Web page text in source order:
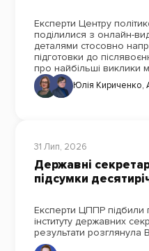
Експерти Центру
поділилися з онлайн-
деталями стосовно
підготовки до
про найбільші виклики
Юлія Кириченко,
31 Лип, 2026
Державні
підсумки
Експерти ЦППР підбили
інституту державних
результати розглянула